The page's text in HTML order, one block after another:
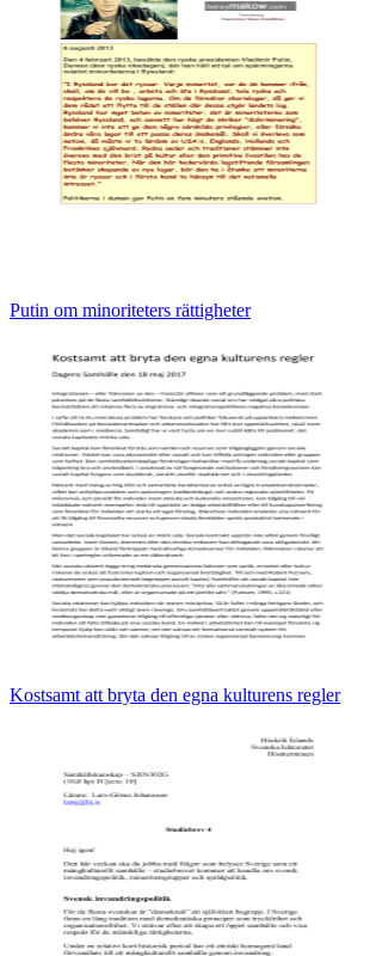
Putin om minoriteters rättigheter
Kostsamt att bryta den egna kulturens regler